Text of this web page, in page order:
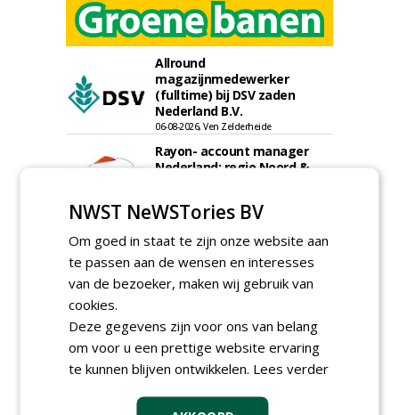
Allround
magazijnmedewerker
(fulltime) bij DSV zaden
Nederland B.V.
06-08-2026, Ven Zelderheide
Rayon- account manager
Nederland; regio Noord &
Export Manager bij PERFECT -
Van Wamel (fulltime)
12-06-2026, Dreumel
Proefveldmedewerker/
landbouwmachines bij DSV
zaden Nederland B.V.
06-08-2026, Ven-Zelderheide
Kasmedewerker (fulltime) bij
06-08-2026, Ven-Zelderheide
NWST NeWSTories BV
Om goed in staat te zijn onze website aan
te passen aan de wensen en interesses
van de bezoeker, maken wij gebruik van
cookies.
Deze gegevens zijn voor ons van belang
om voor u een prettige website ervaring
te kunnen blijven ontwikkelen. Lees verder